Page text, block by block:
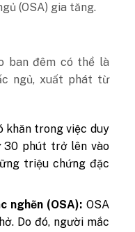
(OSA) gia tăng.
ban đêm có thể là
ngủ, xuất phát từ
khăn trong việc duy
30 phút trở lên vào
triệu chứng đặc
nghẽn (OSA): OSA
Do đó, người mắc